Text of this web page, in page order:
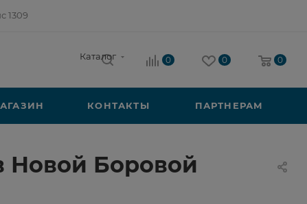
1309
Каталог 0 0 0
КОНТАКТЫ ПАРТНЕРАМ
Новой Боровой